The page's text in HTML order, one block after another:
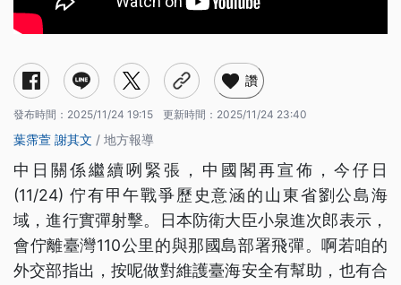
讚
發布時間： 2025/11/24 19:15 更新時間： 2025/11/24 23:40
葉霈萱 謝其文 / 地方報導
中日關係繼續咧緊張，中國閣再宣佈，今仔日
(11/24) 佇有甲午戰爭歷史意涵的山東省劉公島海
域，進行實彈射擊。日本防衛大臣小泉進次郎表示，
會佇離臺灣110公里的與那國島部署飛彈。啊若咱的
外交部指出，按呢做對維護臺海安全有幫助，也有合